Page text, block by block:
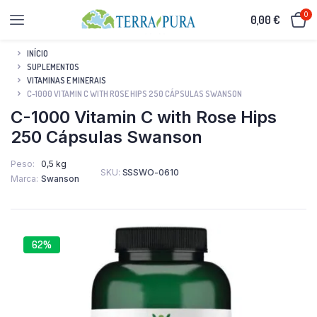
0,00€ 0
INÍCIO
SUPLEMENTOS
VITAMINAS E MINERAIS
C-1000 VITAMIN C WITH ROSE HIPS 250 CÁPSULAS SWANSON
C-1000 Vitamin C with Rose Hips
250 Cápsulas Swanson
Peso
0,5 kg
Marca Swanson
SKU: SSSWO-0610
62%